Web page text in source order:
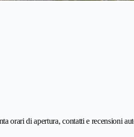
di apertura, contatti e recensioni